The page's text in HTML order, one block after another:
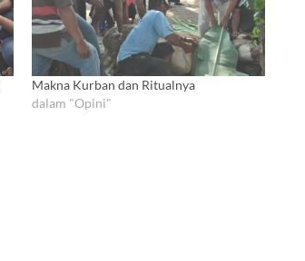
Makna Kurban dan Ritualnya
dalam "Opini"